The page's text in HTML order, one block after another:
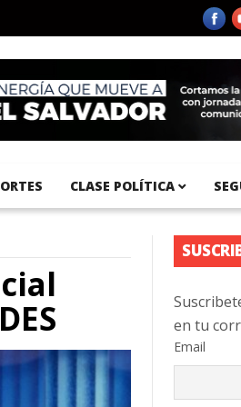
Aeropuerto Internacional del Pacífico
CLASE POLÍTICA
en tu
Email